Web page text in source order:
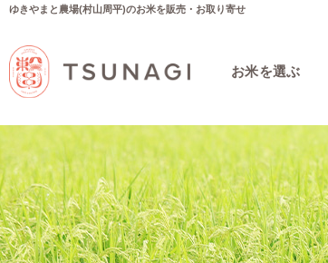
ゆきやまと農場(村山周平)のお米を販売・お取り寄せ
お米を選ぶ